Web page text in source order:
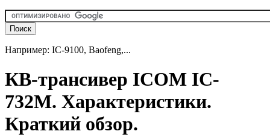
Например: IC-9100, Baofeng,...
КВ-трансивер ICOM IC-
732M. Характеристики.
Краткий обзор.